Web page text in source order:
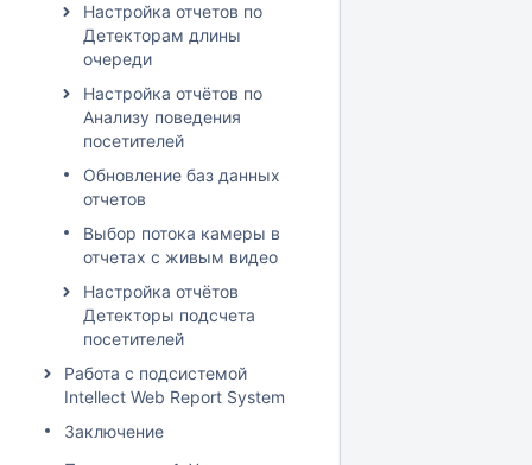
Настройка отчетов по
Детекторам длины
очереди
Настройка отчётов по
Анализу поведения
посетителей
Обновление баз данных
отчетов
Выбор потока камеры в
отчетах с живым видео
Настройка отчётов
Детекторы подсчета
посетителей
Работа с подсистемой
Intellect Web Report System
Заключение